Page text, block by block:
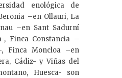
enológica de
–en Ollauri, La
–en Sant Sadurní
, Finca Constancia –
, Finca Moncloa –en
Cádiz- y Viñas del
Huesca- son